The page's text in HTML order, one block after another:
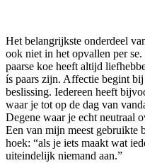
Het belangrijkste onderdeel
ook niet in het opvallen per
paarse koe heeft altijd
ís paars zijn. Affectie begint
beslissing. Iedereen heeft
waar je tot op de dag van
Degene waar je echt neutraal
Een van mijn meest gebruikte
hoek: “als je iets maakt wat
uiteindelijk niemand aan.”